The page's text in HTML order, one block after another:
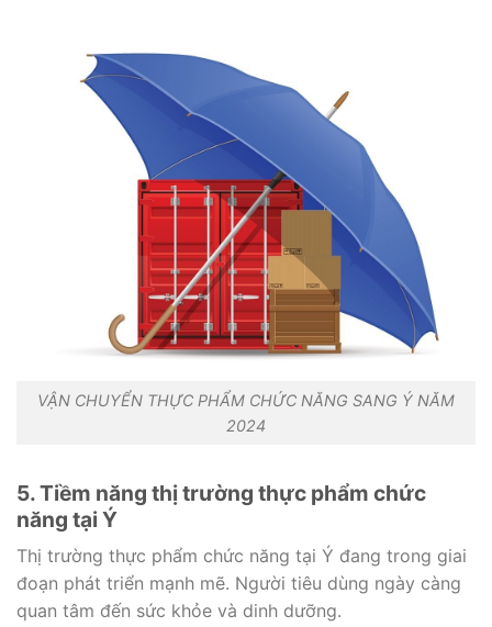
VẬN CHUYỂN THỰC PHẨM CHỨC NĂNG SANG Ý NĂM
2024
5. Tiềm năng thị trường thực phẩm chức
năng tại Ý
Thị trường thực phẩm chức năng tại Ý đang trong giai
đoạn phát triển mạnh mẽ. Người tiêu dùng ngày càng
quan tâm đến sức khỏe và dinh dưỡng.